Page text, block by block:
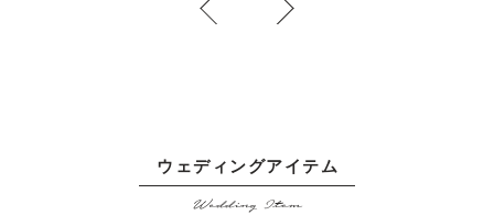
ウェディングアイテム
Wedding Item